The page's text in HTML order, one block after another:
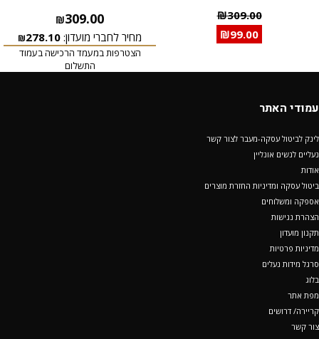
₪309.00
₪99.00
₪309.00
מחיר לחברי מועדון: ₪278.10
הצטרפות במעמד הרכישה בעמוד
התשלום
עמודי האתר
לינק לביטול עסקה-מעבר לצור קשר
נעליים לנשים אונליין
אודות
ביטול עסקה ומדיניות החזרת מוצרים
אספקה ומשלוחים
הצהרת נגישות
תקנון מועדון
מדיניות פרטיות
סרגל מידות נעלים
בלוג
מפת אתר
קריירה/ דרושים
צור קשר